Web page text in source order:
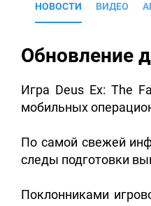
НОВОСТИ ВИДЕО
Обновление
Игра Deus Ex: The
мобильных
По самой свежей
следы подготовки
Поклонниками